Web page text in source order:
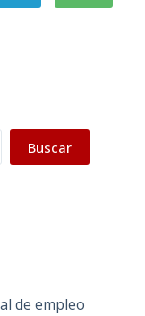
Buscar
de empleo